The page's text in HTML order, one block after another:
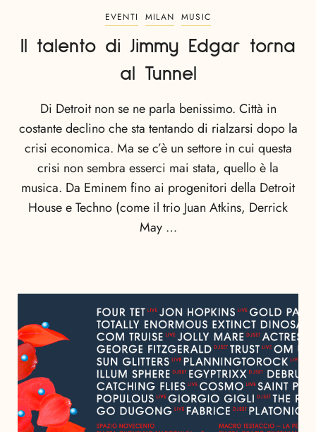
EVENTI MILAN MUSIC
Il talento di Jimmy Edgar torna
al Tunnel
Di Detroit non se ne parla benissimo. Città in
costante declino che sta tentando di rialzarsi dopo la
crisi economica. Ma se c’è un settore in cui questa
crisi non sembra esserci mai stata, quello è la
musica. Da Eminem fino ai progenitori della Detroit
House e Techno (come il trio Juan Atkins, Derrick
May …